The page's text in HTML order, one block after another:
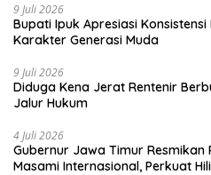
9 Juli 2026
Bupati Ipuk Apresiasi
Karakter Generasi Muda
9 Juli 2026
Diduga Kena Jerat Rentenir
Jalur Hukum
4 Juli 2026
Gubernur Jawa Timur Resmikan
Masami Internasional, Perkuat